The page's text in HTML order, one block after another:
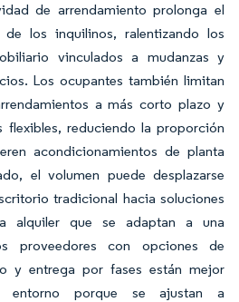
de arrendamiento prolonga el
los inquilinos, ralentizando los
vinculados a mudanzas y
Los ocupantes también limitan
a más corto plazo y
flexibles, reduciendo la proporción
acondicionamientos de planta
el volumen puede desplazarse
tradicional hacia soluciones
alquiler que se adaptan a una
proveedores con opciones de
y entrega por fases están mejor
entorno porque se ajustan a